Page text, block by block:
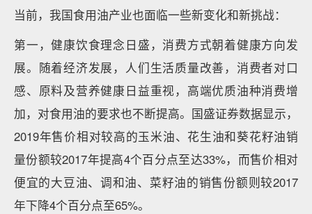
当前，我国食用油产业也面临一些新变化和新挑战：
第一，健康饮食理念日盛，消费方式朝着健康方向发
展。随着经济发展，人们生活质量改善，消费者对口
感、原料及营养健康日益重视，高端优质油种消费增
加，对食用油的要求也不断提高。国盛证券数据显示，
2019年售价相对较高的玉米油、花生油和葵花籽油销
量份额较2017年提高4个百分点至达33%，而售价相对
便宜的大豆油、调和油、菜籽油的销售份额则较2017
年下降4个百分点至65%。